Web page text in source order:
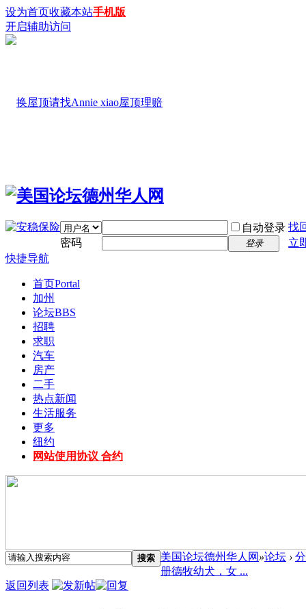
设为首页收藏本站手机版
开启辅助访问
自动登录 找
密码
登录
立
快捷导航
首页Portal
加州
论坛BBS
招聘
求职
汽车
房产
二手
热点新闻
生活服务
更多
纽约
网站使用协议 合约
搜索 美国论坛德州华人网 »论坛 ›
册德牧幼犬，女 ...
返回列表